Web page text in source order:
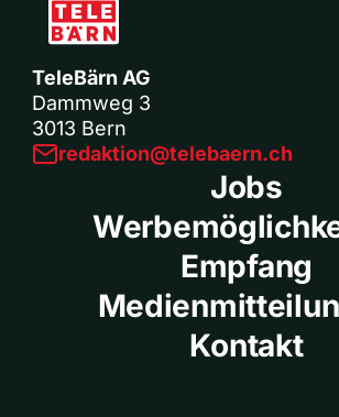
TeleBärn AG
Dammweg 3
3013 Bern
redaktion@telebaern.ch
Jobs
Empfang
Kontakt